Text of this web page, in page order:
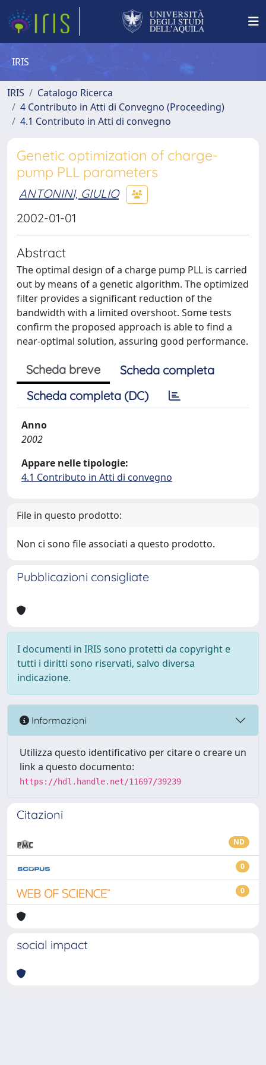
IRIS
IRIS
Catalogo Ricerca
4 Contributo in Atti di Convegno (Proceeding)
4.1 Contributo in Atti di convegno
Genetic optimization of charge-
pump PLL parameters
ANTONINI, GIULIO
2002-01-01
Abstract
The optimal design of a charge pump PLL is carried
out by means of a genetic algorithm. The optimized
filter provides a significant reduction of the
bandwidth with a limited overshoot. Some tests
confirm the proposed approach is able to find a
near-optimal solution, assuring good performance.
Scheda breve
Scheda completa
Scheda completa (DC)
Anno
2002
Appare nelle tipologie:
4.1 Contributo in Atti di convegno
File in questo prodotto:
Non ci sono file associati a questo prodotto.
Pubblicazioni consigliate
I documenti in IRIS sono protetti da copyright e
tutti i diritti sono riservati, salvo diversa
indicazione.
Informazioni
Utilizza questo identificativo per citare o creare un
link a questo documento:
https://hdl.handle.net/11697/39239
Citazioni
ND
0
0
social impact